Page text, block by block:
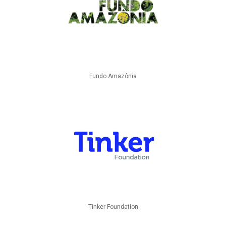
Fundo Amazônia
Tinker Foundation